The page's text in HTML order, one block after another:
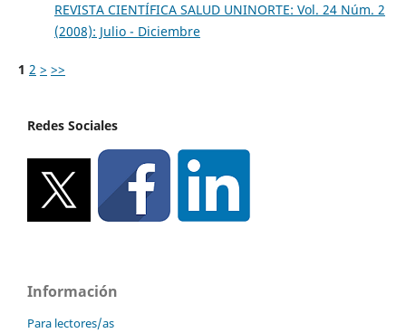
REVISTA CIENTÍFICA SALUD UNINORTE: Vol. 24 Núm. 2
(2008): Julio - Diciembre
1 2 > >>
Redes Sociales
Información
Para lectores/as